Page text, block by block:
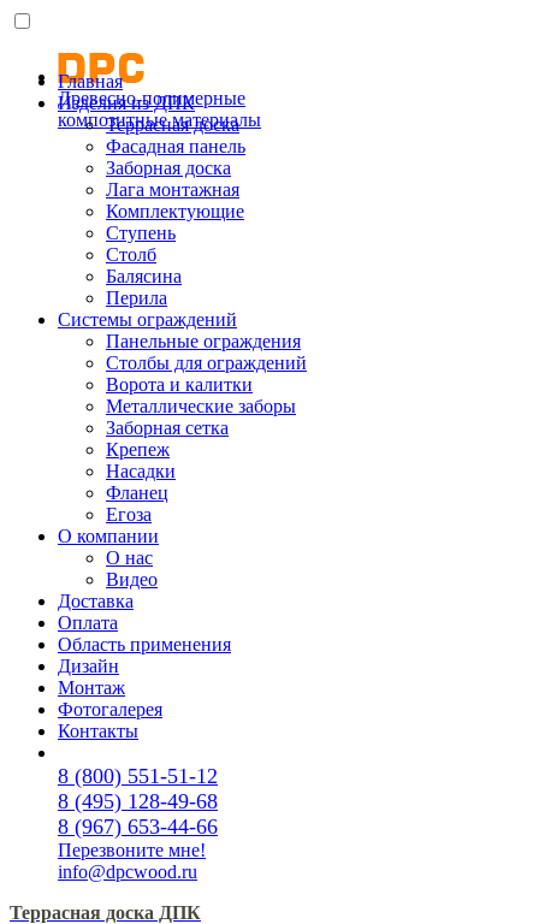
Древесно-полимерные
композитные материалы
Главная
Изделия из ДПК
Террасная доска
Фасадная панель
Заборная доска
Лага монтажная
Комплектующие
Ступень
Столб
Балясина
Перила
Системы ограждений
Панельные ограждения
Столбы для ограждений
Ворота и калитки
Металлические заборы
Заборная сетка
Крепеж
Насадки
Фланец
Егоза
О компании
О нас
Видео
Доставка
Оплата
Область применения
Дизайн
Монтаж
Фотогалерея
Контакты
8 (800) 551-51-12
8 (495) 128-49-68
8 (967) 653-44-66
Перезвоните мне!
info@dpcwood.ru
Террасная доска ДПК